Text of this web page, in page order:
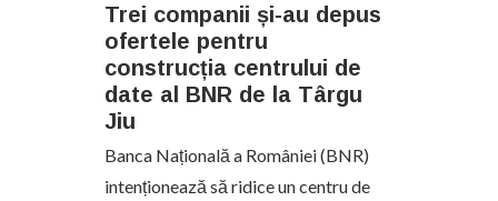
Trei companii și-au depus
ofertele pentru
construcția centrului de
date al BNR de la Târgu
Jiu
Banca Națională a României (BNR)
intenționează să ridice un centru de